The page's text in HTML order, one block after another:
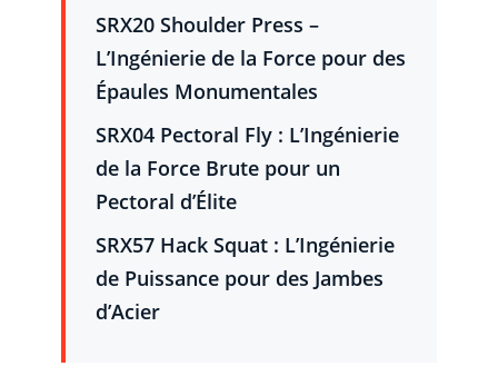
SRX20 Shoulder Press –
L’Ingénierie de la Force pour des
Épaules Monumentales
SRX04 Pectoral Fly : L’Ingénierie
de la Force Brute pour un
Pectoral d’Élite
SRX57 Hack Squat : L’Ingénierie
de Puissance pour des Jambes
d’Acier